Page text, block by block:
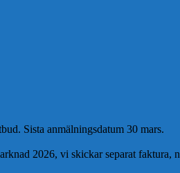
Sista anmälningsdatum 30 mars.
2026, vi skickar separat faktura,